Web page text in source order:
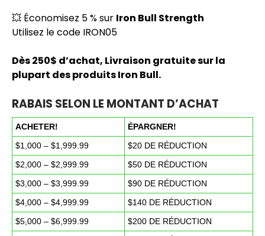
💥 Économisez 5 % sur Iron Bull Strength
Utilisez le code IRON05
Dès 250$ d’achat, Livraison gratuite sur la
plupart des produits Iron Bull.
RABAIS SELON LE MONTANT D’ACHAT
ACHETER!
ÉPARGNER!
$1,000 – $1,999.99
$20 DE RÉDUCTION
$2,000 – $2,999.99
$50 DE RÉDUCTION
$3,000 – $3,999.99
$90 DE RÉDUCTION
$4,000 – $4,999.99
$140 DE RÉDUCTION
$5,000 – $6,999.99
$200 DE RÉDUCTION